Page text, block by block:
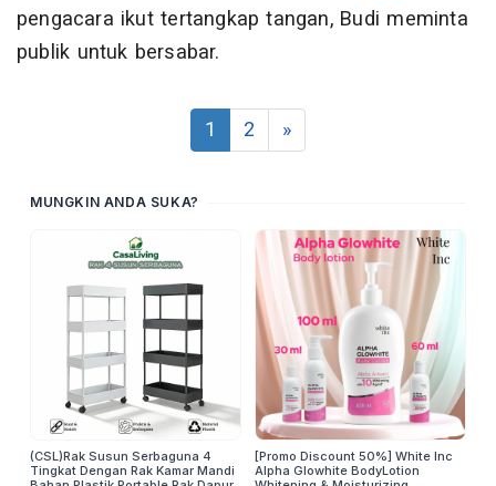
pengacara ikut tertangkap tangan, Budi meminta
publik untuk bersabar.
1 2 »